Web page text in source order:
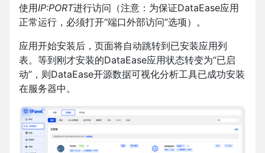
使用IP:PORT进行访问（注意：为保证DataEase应用
正常运行，必须打开“端口外部访问”选项）。
应用开始安装后，页面将自动跳转到已安装应用列
表。等到刚才安装的DataEase应用状态转变为“已启
动”，则DataEase开源数据可视化分析工具已成功安装
在服务器中。